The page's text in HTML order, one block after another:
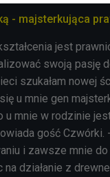
- majsterkująca
jest
swoją pasję
szukałam nowej
u mnie gen
u mnie w rodzinie
gość Czwórki.
i zawsze mnie do
na działanie z